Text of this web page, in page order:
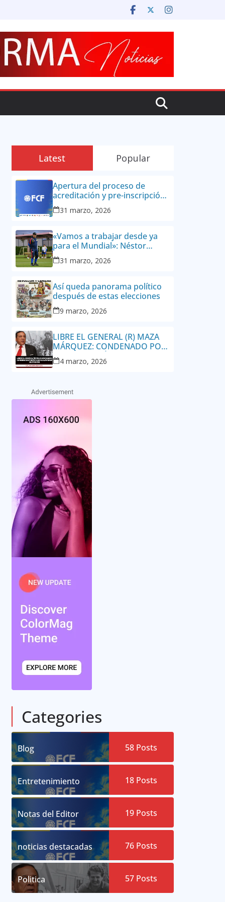
Latest Popular
Apertura del proceso de
acreditación y pre-inscripción
para la prensa colombiana:
Copa Mundial de la FIFA 2026
31 marzo, 2026
«Vamos a trabajar desde ya
para el Mundial»: Néstor
Lorenzo, director técnico de la
Selección Colombia Masculina
31 marzo, 2026
Así queda panorama político
después de estas elecciones
9 marzo, 2026
LIBRE EL GENERAL (R) MAZA
MÁRQUEZ: CONDENADO POR
EL CASO GALÁN SALE DE
PRISIÓN
4 marzo, 2026
Categories
Blog 58 Posts
Entretenimiento 18 Posts
Notas del Editor 19 Posts
noticias destacadas 76 Posts
Politica 57 Posts